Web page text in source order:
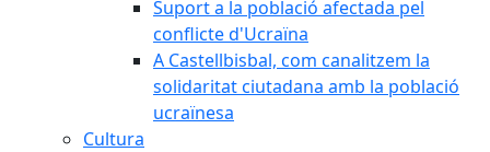
Suport a la població afectada pel
conflicte d'Ucraïna
A Castellbisbal, com canalitzem la
solidaritat ciutadana amb la població
ucraïnesa
Cultura